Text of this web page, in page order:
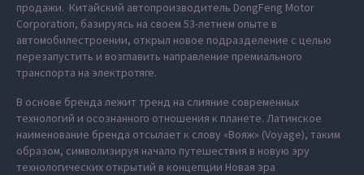
продажи. Китайский автопроизводитель DongFeng Motor
Corporation, базируясь на своем 53-летнем опыте в
автомобилестроении, открыл новое подразделение с целью
перезапустить и возглавить направление премиального
транспорта на электротяге.
В основе бренда лежит тренд на слияние современных
технологий и осознанного отношения к планете. Латинское
наименование бренда отсылает к слову «Вояж» (Voyage), таким
образом, символизируя начало путешествия в новую эру
технологических открытий в концепции Новая эра